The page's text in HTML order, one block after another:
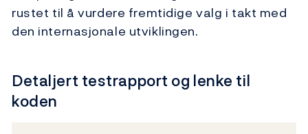
rustet til å vurdere fremtidige valg i takt med
den internasjonale utviklingen.
Detaljert testrapport og lenke til
koden